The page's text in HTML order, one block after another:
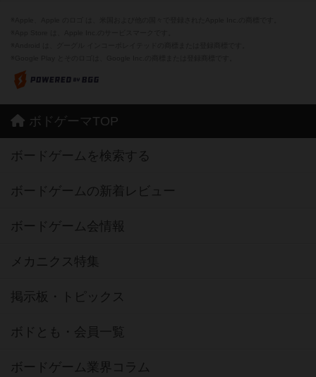
ボドゲーマTOP
ボードゲームを検索する
ボードゲームの新着レビュー
ボードゲーム会情報
メカニクス特集
掲示板・トピックス
ボドとも・会員一覧
ボードゲーム業界コラム